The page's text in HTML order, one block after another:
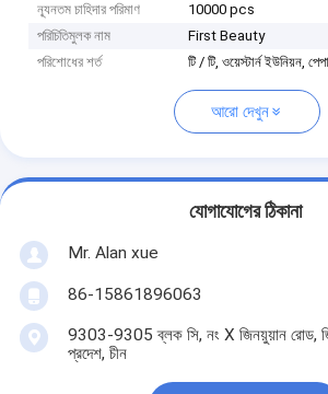
ন্যূনতম চাহিদার পরিমাণ
10000 pcs
পরিচিতিমুলক নাম
First Beauty
পরিশোধের শর্ত
টি / টি, ওয়েস্টার্ন ইউনিয়ন,
আরো দেখুন
যোগাযোগের ঠিকানা
Mr. Alan xue
86-15861896063
9303-9305 ব্লক সি, নং X জিনয়ুয়ান রোড,
প্রদেশ, চীন